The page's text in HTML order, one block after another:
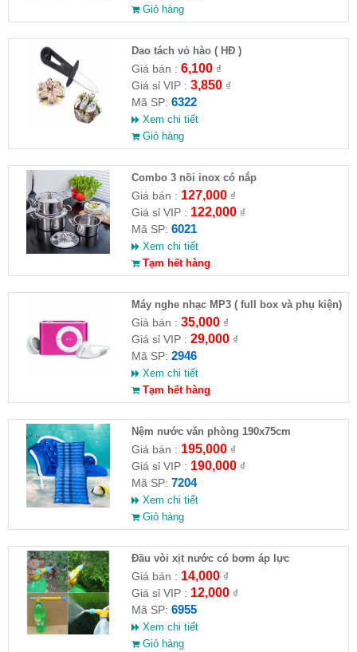
Giỏ hàng
Dao tách vỏ hào ( HĐ )
Giá bán : 6,100₫
Giá sỉ VIP : 3,850₫
Mã SP: 6322
Xem chi tiết
Giỏ hàng
Combo 3 nồi inox có nắp
Giá bán : 127,000₫
Giá sỉ VIP : 122,000₫
Mã SP: 6021
Xem chi tiết
Tạm hết hàng
Máy nghe nhạc MP3 ( full box và phụ kiện)
Giá bán : 35,000₫
Giá sỉ VIP : 29,000₫
Mã SP: 2946
Xem chi tiết
Tạm hết hàng
Nệm nước văn phòng 190x75cm
Giá bán : 195,000₫
Giá sỉ VIP : 190,000₫
Mã SP: 7204
Xem chi tiết
Giỏ hàng
Đầu vòi xịt nước có bơm áp lực
Giá bán : 14,000₫
Giá sỉ VIP : 12,000₫
Mã SP: 6955
Xem chi tiết
Giỏ hàng